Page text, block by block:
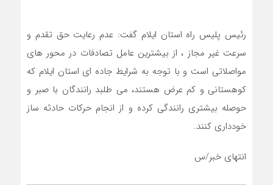
رئیس پلیس راه استان ایلام گفت: عدم رعایت حق تقدم و
سرعت غیر مجاز ، از بیشترین عامل تصادفات در محور های
مواصلاتی است و با توجه به شرایط جاده ای استان ایلام که
کوهستانی و کم عرض هستند، می طلبد رانندگان با صبر و
حوصله بیشتری رانندگی کرده و از انجام حرکات حادثه ساز
خودداری کنند.
انتهای خبر/س